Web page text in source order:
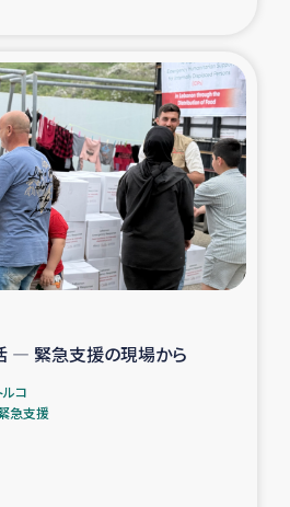
ャンマー移民子ども支援
マングローブ植林活動
リア難民への食糧・越冬支援
ンにおける緊急支援
リア難民への教育支援事業
ツの市民との共生
長期化する避難生活 ― 緊急支援の現場から
ルコ
急支援